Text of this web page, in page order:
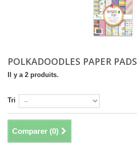
POLKADOODLES PAPER PADS
Il y a 2 produits.
Tri
Comparer (0)